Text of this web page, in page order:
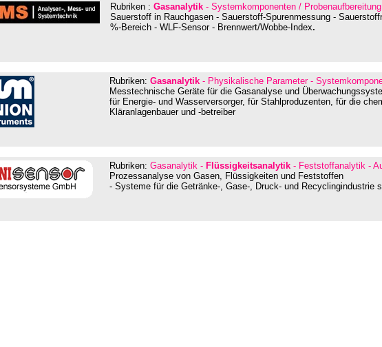
Rubriken : Gasanalytik - Systemkomponenten / Probenaufbereitung
Sauerstoff in Rauchgasen - Sauerstoff-Spurenmessung -
%-Bereich - WLF-Sensor - Brennwert/Wobbe-Index.
Rubriken: Gasanalytik - Physikalische Parameter -
Messtechnische Geräte für die Gasanalyse und
für Energie- und Wasserversorger, für Stahlproduzenten, für die
Kläranlagenbauer und -betreiber
Rubriken: Gasanalytik - Flüssigkeitsanalytik - Feststoffanalytik -
Prozessanalyse von Gasen, Flüssigkeiten und Feststoffen
- Systeme für die Getränke-, Gase-, Druck- und Recyclingindustrie